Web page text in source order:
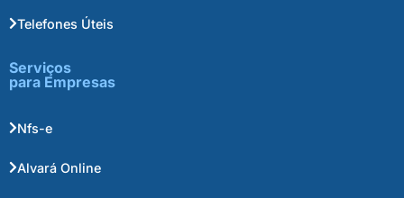
Telefones Úteis
Serviços
para Empresas
Nfs-e
Alvará Online